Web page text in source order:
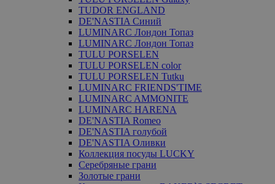
TUDOR ENGLAND
DE'NASTIA Синий
LUMINARC Лондон Топаз
LUMINARC Лондон Топаз
TULU PORSELEN
TULU PORSELEN color
TULU PORSELEN Tutku
LUMINARC FRIENDS'TIME
LUMINARC AMMONITE
LUMINARC HARENA
DE'NASTIA Romeo
DE'NASTIA голубой
DE'NASTIA Оливки
Коллекция посуды LUCKY
Серебряные грани
Золотые грани